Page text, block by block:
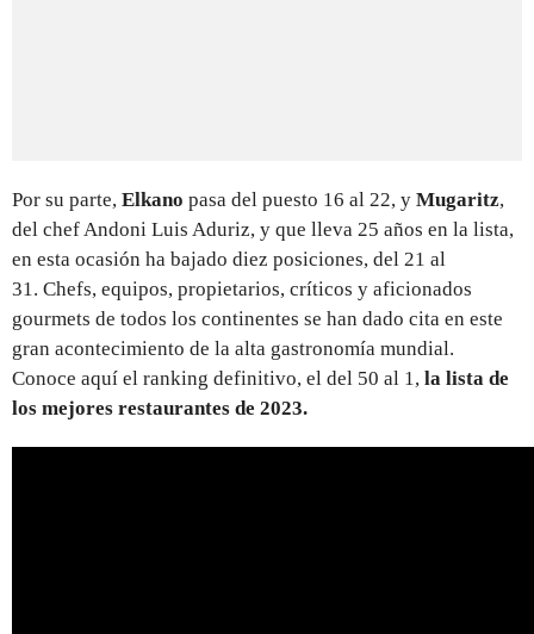
Por su parte, Elkano pasa del puesto 16 al 22, y Mugaritz,
del chef Andoni Luis Aduriz, y que lleva 25 años en la lista,
en esta ocasión ha bajado diez posiciones, del 21 al
31. Chefs, equipos, propietarios, críticos y aficionados
gourmets de todos los continentes se han dado cita en este
gran acontecimiento de la alta gastronomía mundial.
Conoce aquí el ranking definitivo, el del 50 al 1, la lista de
los mejores restaurantes de 2023.